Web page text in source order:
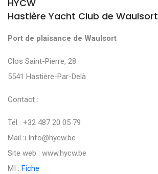
HYCW
Hastière Yacht Club de Waulsort
Port de plaisance de Waulsort
Clos Saint-Pierre, 28
5541 Hastière-Par-Delà
Contact :
Tél : +32 487 20 05 79
Mail :i Info@hycw.be
Site web : www.hycw.be
MI : Fiche